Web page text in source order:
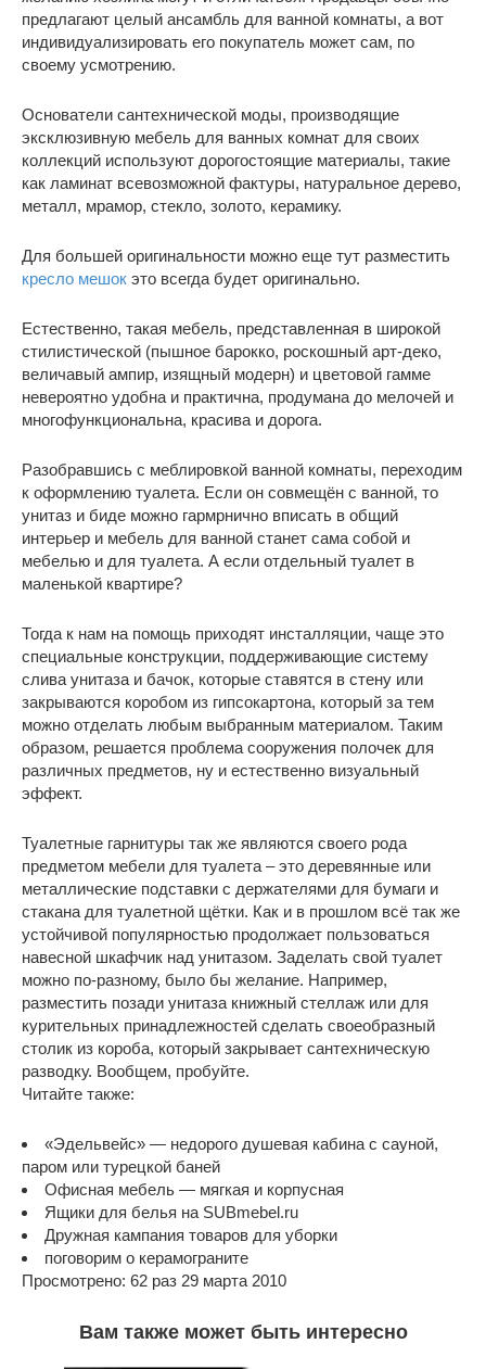
предлагают целый ансамбль для ванной комнаты, а вот
индивидуализировать его покупатель может сам, по
своему усмотрению.
Основатели сантехнической моды, производящие
эксклюзивную мебель для ванных комнат для своих
коллекций используют дорогостоящие материалы, такие
как ламинат всевозможной фактуры, натуральное дерево,
металл, мрамор, стекло, золото, керамику.
Для большей оригинальности можно еще тут разместить
кресло мешок это всегда будет оригинально.
Естественно, такая мебель, представленная в широкой
стилистической (пышное барокко, роскошный арт-деко,
величавый ампир, изящный модерн) и цветовой гамме
невероятно удобна и практична, продумана до мелочей и
многофункциональна, красива и дорога.
Разобравшись с меблировкой ванной комнаты, переходим
к оформлению туалета. Если он совмещён с ванной, то
унитаз и биде можно гармрнично вписать в общий
интерьер и мебель для ванной станет сама собой и
мебелью и для туалета. А если отдельный туалет в
маленькой квартире?
Тогда к нам на помощь приходят инсталляции, чаще это
специальные конструкции, поддерживающие систему
слива унитаза и бачок, которые ставятся в стену или
закрываются коробом из гипсокартона, который за тем
можно отделать любым выбранным материалом. Таким
образом, решается проблема сооружения полочек для
различных предметов, ну и естественно визуальный
эффект.
Туалетные гарнитуры так же являются своего рода
предметом мебели для туалета – это деревянные или
металлические подставки с держателями для бумаги и
стакана для туалетной щётки. Как и в прошлом всё так же
устойчивой популярностью продолжает пользоваться
навесной шкафчик над унитазом. Заделать свой туалет
можно по-разному, было бы желание. Например,
разместить позади унитаза книжный стеллаж или для
курительных принадлежностей сделать своеобразный
столик из короба, который закрывает сантехническую
разводку. Вообщем, пробуйте.
Читайте также:
«Эдельвейс» — недорого душевая кабина с сауной,
паром или турецкой баней
Офисная мебель — мягкая и корпусная
Ящики для белья на SUBmebel.ru
Дружная кампания товаров для уборки
поговорим о керамограните
Просмотрено: 62 раз 29 марта 2010
Вам также может быть интересно